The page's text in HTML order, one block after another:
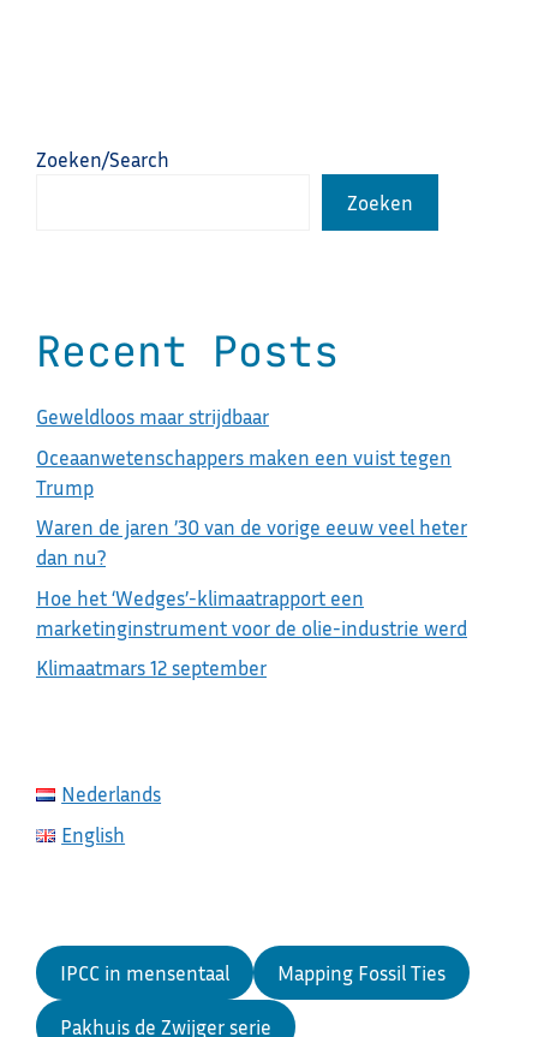
Zoeken/Search
Zoeken
Recent Posts
Geweldloos maar strijdbaar
Oceaanwetenschappers maken een vuist tegen
Trump
Waren de jaren ’30 van de vorige eeuw veel heter
dan nu?
Hoe het ‘Wedges’-klimaatrapport een
marketinginstrument voor de olie-industrie werd
Klimaatmars 12 september
Nederlands
English
IPCC in mensentaal Mapping Fossil Ties
Pakhuis de Zwijger serie